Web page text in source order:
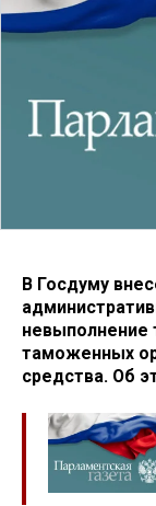
В Госдуму
невыполнение
таможенных
средства. Об